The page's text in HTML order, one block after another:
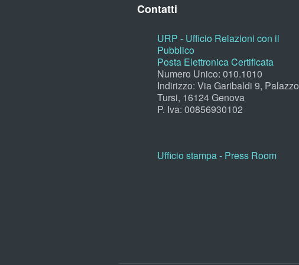
Contatti
URP - Ufficio Relazioni con il
Pubblico
Posta Elettronica Certificata
Numero Unico: 010.1010
Indirizzo: Via Garibaldi 9, Palazzo
Tursi, 16124 Genova
P. Iva: 00856930102
Ufficio stampa - Press Room